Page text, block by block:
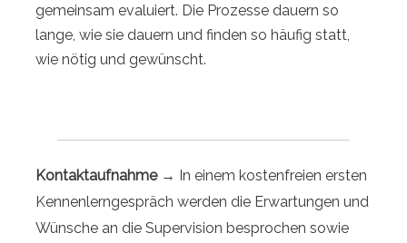
gemeinsam evaluiert. Die Prozesse dauern so
lange, wie sie dauern und finden so häufig statt,
wie nötig und gewünscht.
Kontaktaufnahme → In einem kostenfreien ersten
Kennenlerngespräch werden die Erwartungen und
Wünsche an die Supervision besprochen sowie